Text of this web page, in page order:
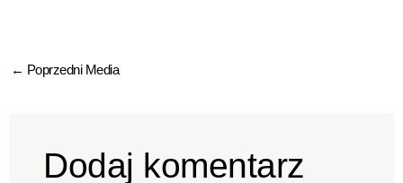
← Poprzedni Media
Dodaj komentarz